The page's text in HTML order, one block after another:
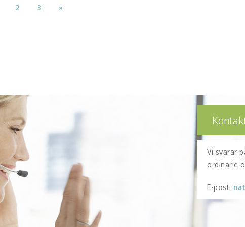
2 3 »
Vi svarar
ordinarie
E-post: